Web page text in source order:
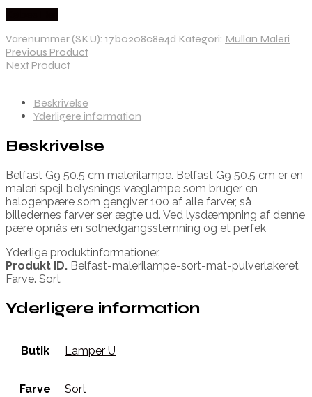
Varenummer (SKU): 17b0208c8e4d Kategori: Mullan Maleri
Previous Product
Next Product
Beskrivelse
Yderligere information
Beskrivelse
Belfast G9 50.5 cm malerilampe. Belfast G9 50.5 cm er en
maleri spejl belysnings væglampe som bruger en
halogenpære som gengiver 100 af alle farver, så
billedernes farver ser ægte ud. Ved lysdæmpning af denne
pære opnås en solnedgangsstemning og et perfek
Yderlige produktinformationer.
Produkt ID. Belfast-malerilampe-sort-mat-pulverlakeret
Farve. Sort
Yderligere information
Butik Lamper U
Farve Sort